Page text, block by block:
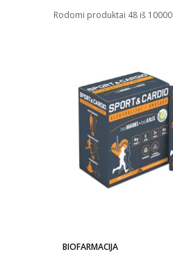
Rodomi produktai 48 iš 10000
BIOFARMACIJA